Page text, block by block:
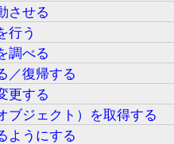
させる
行う
調べる
／復帰する
更する
ブジェクト）を取得する
ようにする